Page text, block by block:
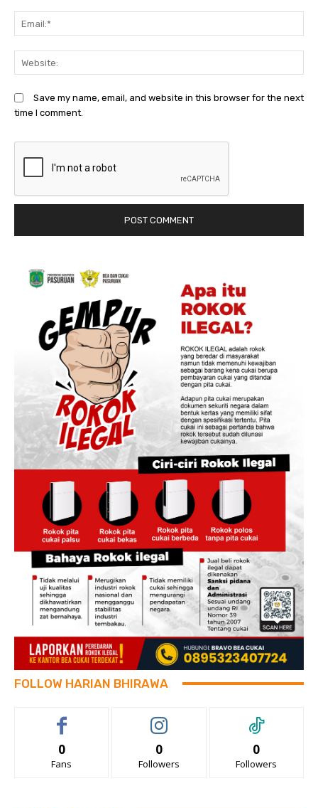
Save my name, email, and website in this browser for the next
time I comment.
FOLLOW HARIAN BHIRAWA
0
Fans
0
Followers
0
Followers